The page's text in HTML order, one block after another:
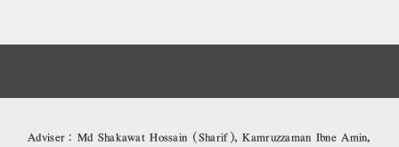
Adviser: Md Shakawat Hossain (Sharif), Kamruzzaman Ibne Amin,